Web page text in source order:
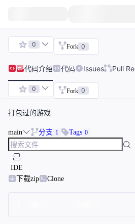
0 Fork 0
代码介绍 代码 Issues Pull
0 Fork 0
打包过的游戏
main 分支 1 Tags 0
IDE
下载zip
Clone